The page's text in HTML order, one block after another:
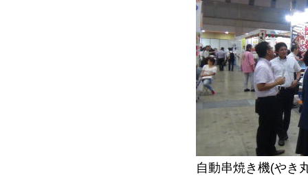
自動串焼き機(やき